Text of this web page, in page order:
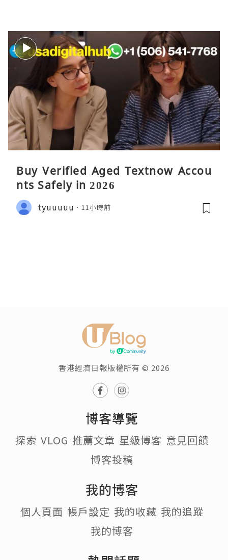
Buy Verified Aged Textnow Accou
nts Safely in 2026
tyuuuuu 11小時前
香港經濟日報版權所有 © 2026
博客導覽
探索 VLOG 推薦文章 星級博客 意見回饋
博客投稿
我的博客
個人頁面 帳戶設定 我的收藏 我的追蹤
我的博客